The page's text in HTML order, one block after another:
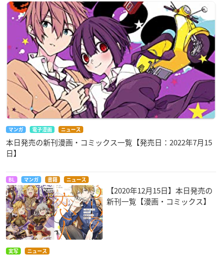
マンガ 電子漫画 ニュース
本日発売の新刊漫画・コミックス一覧【発売日：2022年7月15
日】
BL マンガ 書籍 ニュース
【2020年12月15日】本日発売の
新刊一覧【漫画・コミックス】
実写 ニュース